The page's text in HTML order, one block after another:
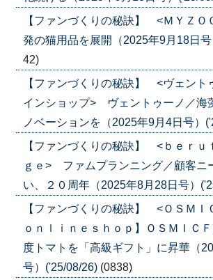
【ファンづくりの秘訣】 <ＭＹＺ
発の猫用品を展開（2025年9月18日
42)
【ファンづくりの秘訣】 <ヴェン
インショップ> ヴェントゥーノ／海
ノベーションを（2025年9月4日号）
【ファンづくりの秘訣】 <ｂｅｒ
ｇｅ> ファムプランニング／顧客ニ
い、２０周年（2025年8月28日号）
【ファンづくりの秘訣】 <ＯＳＭ
ｏｎｌｉｎｅｓｈｏｐ】ＯＳＭＩＣ
度トマトを「高級ギフト」に昇華（
号）('25/08/26) (0838)